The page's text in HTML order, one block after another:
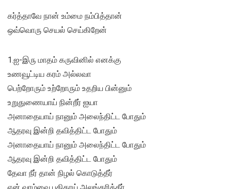
கர்த்தாவே நான் உம்மை நம்பித்தான்
ஒவ்வொரு செயல் செய்கிறேன்
1.ஐ-இரு மாதம் கருவினில் எனக்கு
உணவூட்டிய கரம் அல்லவா
பெற்றோரும் உற்றோரும் உதறிய பின்னும்
உறுதுணையாய் நின்றீர் ஐயா
அனாதையாய் நானும் அலைந்திட்ட போதும்
ஆதரவு இன்றி தவித்திட்ட போதும்
அனாதையாய் நானும் அலைந்திட்ட போதும்
ஆதரவு இன்றி தவித்திட்ட போதும்
தேவா நீர் தான் நிழல் கொடுத்தீர்
என் வாழ்வை புதிதாய் அலங்கரித்தீர்